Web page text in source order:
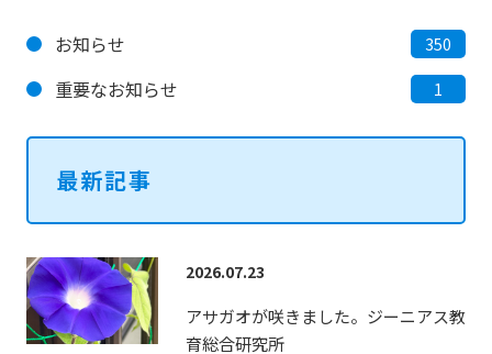
お知らせ 350
重要なお知らせ 1
最新記事
2026.07.23
アサガオが咲きました。ジーニアス教
育総合研究所